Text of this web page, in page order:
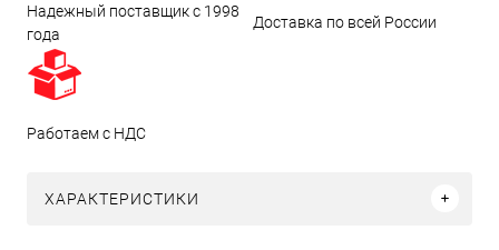
Надежный поставщик с 1998
года
Доставка по всей России
Работаем с НДС
ХАРАКТЕРИСТИКИ